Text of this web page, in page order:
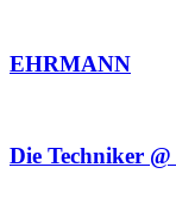
EHRMANN
Die Techniker